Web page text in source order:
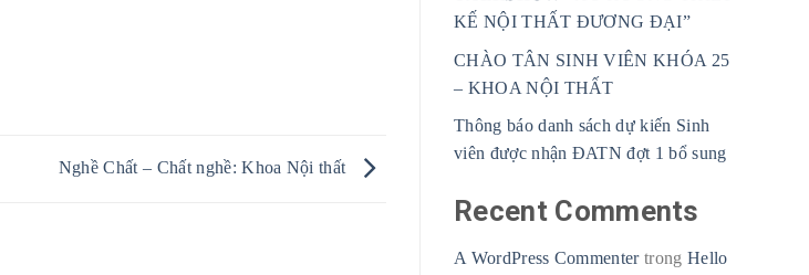
Nghề Chất – Chất nghề: Khoa Nội thất
KẾ NỘI THẤT ĐƯƠNG ĐẠI”
CHÀO TÂN SINH VIÊN KHÓA 25
– KHOA NỘI THẤT
Thông báo danh sách dự kiến Sinh
viên được nhận ĐATN đợt 1 bổ sung
Recent Comments
A WordPress Commentertrong Hello